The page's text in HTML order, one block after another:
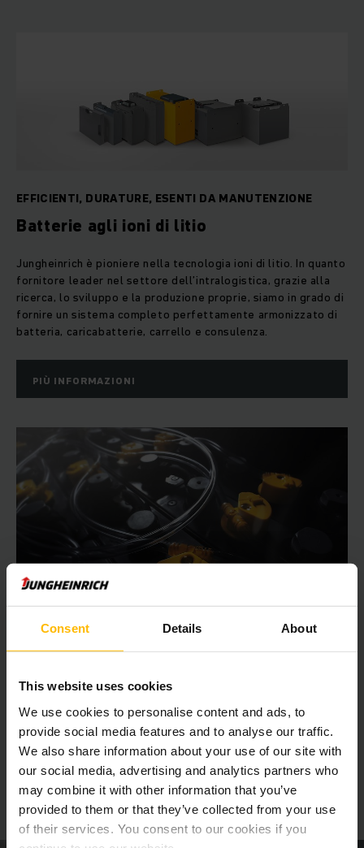
Consent Details About
This website uses cookies
We use cookies to personalise content and ads, to
provide social media features and to analyse our traffic.
We also share information about your use of our site with
our social media, advertising and analytics partners who
may combine it with other information that you’ve
provided to them or that they’ve collected from your use
of their services. You consent to our cookies if you
EFFICIENTI, DURATURE, ESENTI DA MANUTENZIONE
Batterie agli ioni di litio
Jungheinrich è pioniere nella tecnologia ioni di litio. In quanto
fornitore leader nel settore dell’intralogistica, grazie alla
ricerca, lo sviluppo e la produzione proprie, siamo in grado di
fornire un sistema completo perfettamente armonizzato di
batteria, caricabatterie, carrello e consulenza.
PIÙ INFORMAZIONI
PER TUTTI I TIPI DI CARRELLI ELETTRICI
Batterie piombo-acido
PIÙ INFORMAZIONI
Saremo felici di poterti consigliare
Chiedi subito un appuntamento!